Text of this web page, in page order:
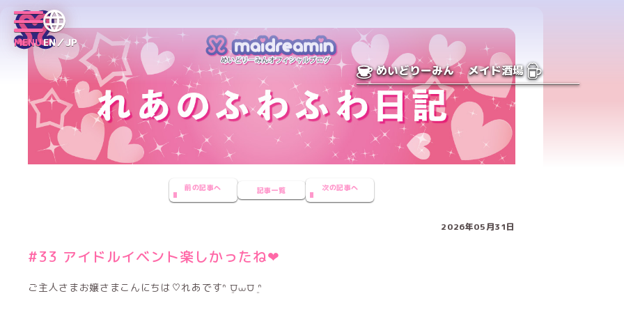
MENUEN／JP
めいどりーみん メイド酒場
前の記事へ 記事一覧 次の記事へ
2026年05月31日
#33 アイドルイベント楽しかったね‪‪❤︎‬
ご主人さまお嬢さまこんにちは♡れあですᐢ ܸ⩌⩊⩌ ܸᐢ